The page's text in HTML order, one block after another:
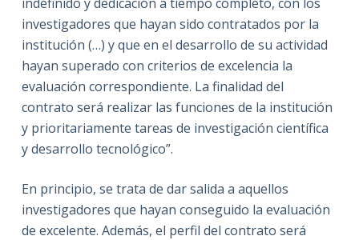
investigadores que hayan sido contratados por la
institución (…) y que en el desarrollo de su actividad
hayan superado con criterios de excelencia la
evaluación correspondiente. La finalidad del
contrato será realizar las funciones de la institución
y prioritariamente tareas de investigación científica
y desarrollo tecnológico”.
En principio, se trata de dar salida a aquellos
investigadores que hayan conseguido la evaluación
de excelente. Además, el perfil del contrato será